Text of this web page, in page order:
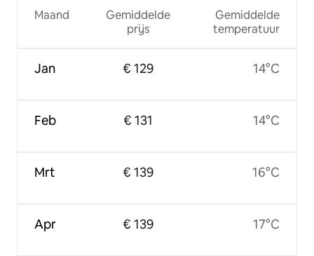
Maand
Jan
Feb
Mrt
Apr
Gemiddelde
prijs
€ 129
€ 131
€ 139
€ 139
Gemiddelde
temperatuur
14°C
14°C
16°C
17°C